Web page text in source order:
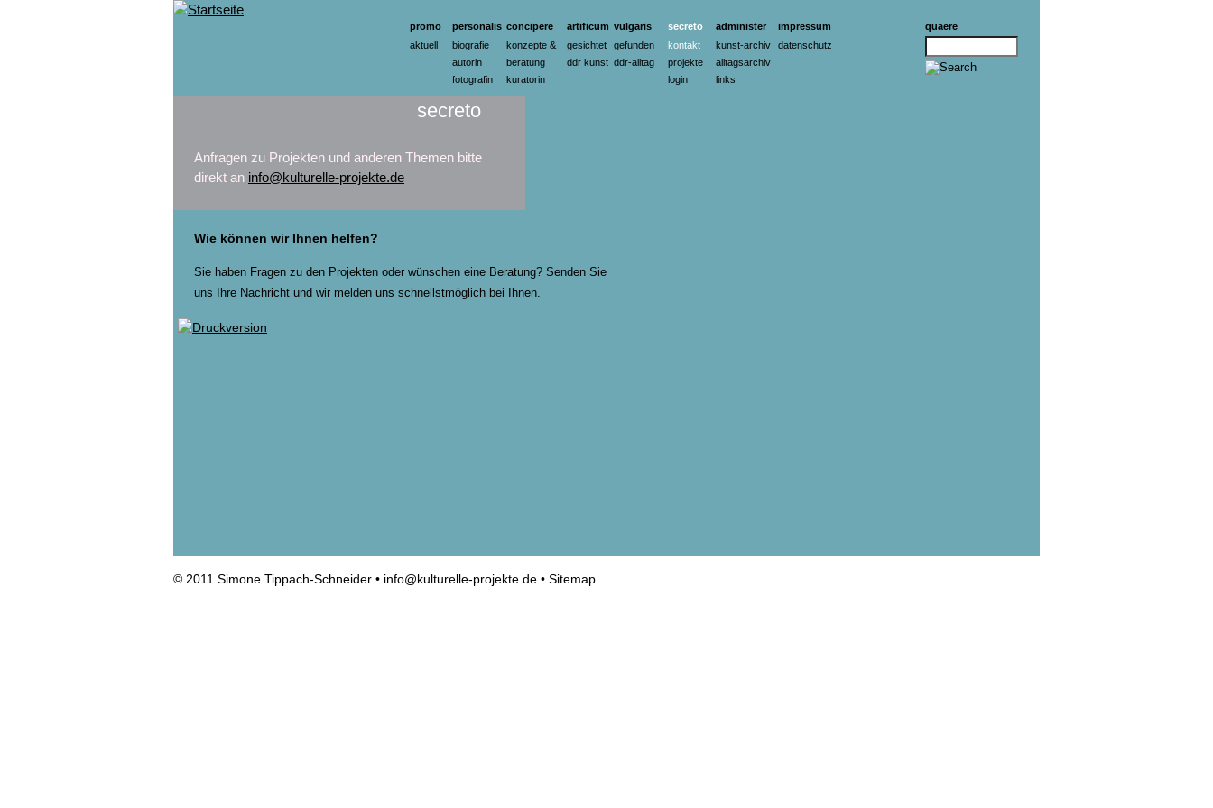
promo
aktuell
personalis
biografie
autorin
fotografin
concipere
konzepte &
beratung
kuratorin
artificum
gesichtet
ddr kunst
vulgaris
gefunden
ddr-alltag
secreto
kontakt
projekte
login
administer
kunst-archiv
alltagsarchiv
links
impressum
datenschutz
quaere
secreto
Anfragen zu Projekten und anderen Themen bitte
direkt an info@kulturelle-projekte.de
Wie können wir Ihnen helfen?
Sie haben Fragen zu den Projekten oder wünschen eine Beratung? Senden Sie
uns Ihre Nachricht und wir melden uns schnellstmöglich bei Ihnen.
© 2011 Simone Tippach-Schneider • info@kulturelle-projekte.de • Sitemap